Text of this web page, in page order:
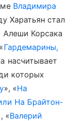
Владимира
Харатьян стал
Алеши Корсака
«Гардемарины,
насчитывает
которых
», «На
На Брайтон-
«Валерий